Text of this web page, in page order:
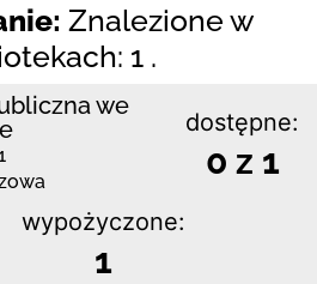
Znalezione w
1 .
we
dostępne:
0 z 1
wypożyczone:
1